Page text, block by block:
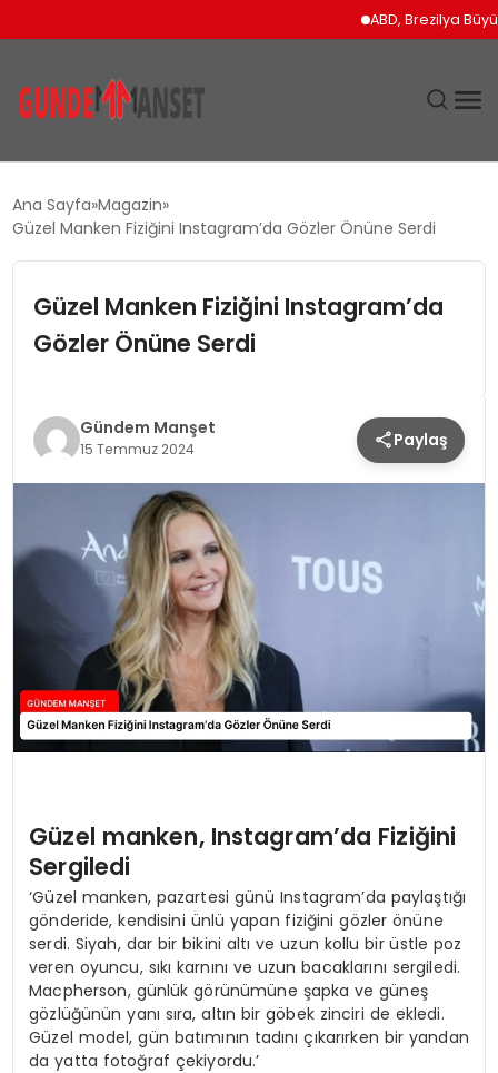
ABD, Brezilya
EKONOMI
TEKNOLOJI
YAŞAM
Ana Sayfa Magazin
Güzel Manken Fiziğini Instagram’da Gözler Önüne Serdi
Güzel Manken Fiziğini Instagram’da
Gözler Önüne Serdi
Gündem Manşet
15 Temmuz 2024 Paylaş
Güzel manken, Instagram’da Fiziğini
Sergiledi
‘Güzel manken, pazartesi günü Instagram’da paylaştığı
gönderide, kendisini ünlü yapan fiziğini gözler önüne
serdi. Siyah, dar bir bikini altı ve uzun kollu bir üstle poz
veren oyuncu, sıkı karnını ve uzun bacaklarını sergiledi.
Macpherson, günlük görünümüne şapka ve güneş
gözlüğünün yanı sıra, altın bir göbek zinciri de ekledi.
Güzel model, gün batımının tadını çıkarırken bir yandan
da yatta fotoğraf çekiyordu.’